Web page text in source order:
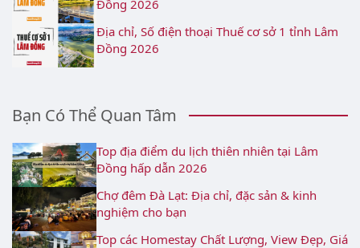
Đồng 2026
Địa chỉ, Số điện thoại Thuế cơ sở 1 tỉnh Lâm
Đồng 2026
Bạn Có Thể Quan Tâm
Top địa điểm du lịch thiên nhiên tại Lâm
Đồng hấp dẫn 2026
Chợ đêm Đà Lạt: Địa chỉ, đặc sản & kinh
nghiệm cho bạn
Top các Homestay Chất Lượng, View Đẹp, Giá